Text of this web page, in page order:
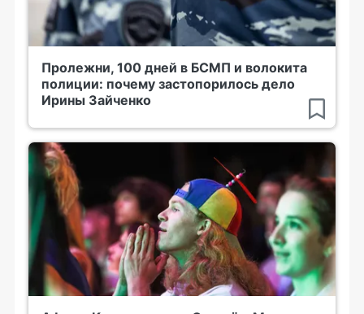
Пролежни, 100 дней в БСМП и волокита
полиции: почему застопорилось дело
Ирины Зайченко